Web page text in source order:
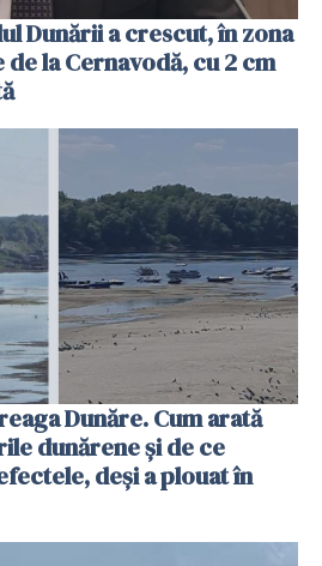
Dunării a crescut, în zona
la Cernavodă, cu 2 cm
Dunăre. Cum arată
dunărene și de ce
deși a plouat în